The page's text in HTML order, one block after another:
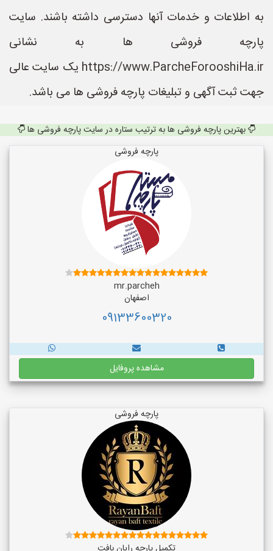
به اطلاعات و خدمات آنها دسترسی داشته باشند. سایت
پارچه فروشی ها به نشانی
https://www.ParcheForooshiHa.ir یک سایت عالی
جهت ثبت آگهی و تبلیغات پارچه فروشی ها می باشد.
بهترین پارچه فروشی ها به ترتیب ستاره در سایت پارچه فروشی ها
پارچه فروشی
mr.parcheh
اصفهان
09133600320
مشاهده پروفایل
پارچه فروشی